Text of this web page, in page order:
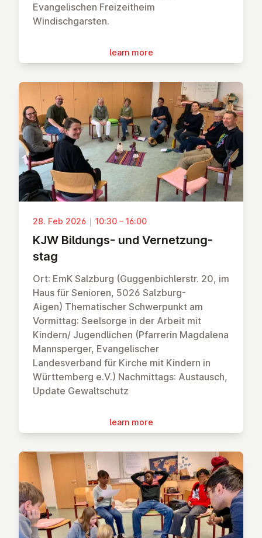
Evangelischen Freizeitheim
Windischgarsten.
learn more
28. Feb 2026 | 10:30 – 16:00
KJW Bildungs- und Vernet­zung­
stag
Ort: EmK Salzburg (Guggenbichlerstr. 20, im
Haus für Senioren, 5026 Salzburg-
Aigen) Thematischer Schwerpunkt am
Vormittag: Seelsorge in der Arbeit mit
Kindern/ Jugendlichen (Pfarrerin Magdalena
Mannsperger, Evangelischer
Landesverband für Kirche mit Kindern in
Württemberg e.V.) Nachmittags: Austausch,
Update Gewaltschutz
learn more